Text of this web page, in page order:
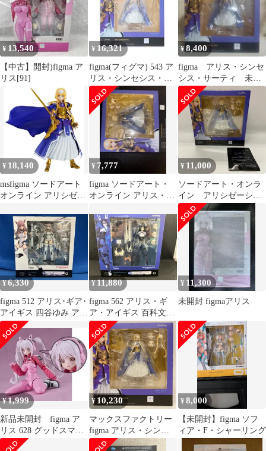
Underworld」【14日以
内発送】
¥ 13,540
【中古】開封)figma ア
リス[91]
¥ 16,321
figma(フィグマ) 543 ア
リス・シンセシス・サ
ーティ ソードアート・
オンライン アリシゼー
ション War of
Underworld 完成品 可動
フィギュア マックスフ
ァクトリー
¥8,400
figma アリス・シンセ
シス・サーティ 未開
封
¥ 18,140
msfigma ソードアート
オンライン アリシゼー
Underworld アリス シン
セシス サーティ ノンス
ケール ABS&PVC製 塗
装済み可動フィギュア
M06789
¥ 7,777
figma ソードアート・
オンライン アリス・シ
¥ 11,000
ソードアート・オンラ
イン アリシゼーショ
ン figma 543 アリ
ス・シンセシス・サー
ティ Max Factory 購
入特典付 フィギュ
ア （ME32-4913）
¥6,330
figma 512 アリス･ギア･
アイギス 四谷ゆみ アリ
ス･ギア･アイギス
¥11,880
figma 562 アリス・ギ
ア・アイギス 百科文嘉
amazon限定 アリス・ギ
ア・アイギス/figma
¥ 11,300
未開封 figmaアリス
¥1,999
新品未開封 figma ア
リス 628 グッドスマイ
ルカンパニー特典
¥ 10,230
マックスファクトリー
figma アリス・シンセ
シス・サーティ 543
¥8,000
【未開封】figma ソフ
ィア・F・シャーリング